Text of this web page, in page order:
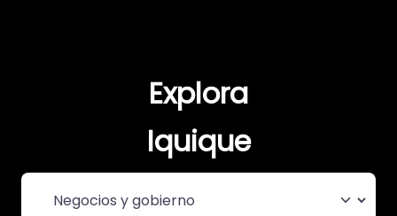
Explora
Iquique
Seleccionar el formulario de búsqueda